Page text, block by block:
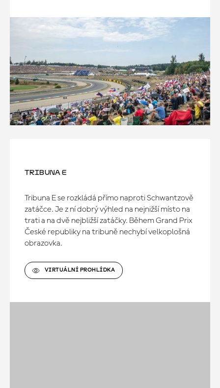
TRIBUNA E
Tribuna E se rozkládá přímo naproti Schwantzově
zatáčce. Je z ní dobrý výhled na nejnižší místo na
trati a na dvě nejbližší zatáčky. Během Grand Prix
České republiky na tribuně nechybí velkoplošná
obrazovka.
VIRTUÁLNÍ PROHLÍDKA